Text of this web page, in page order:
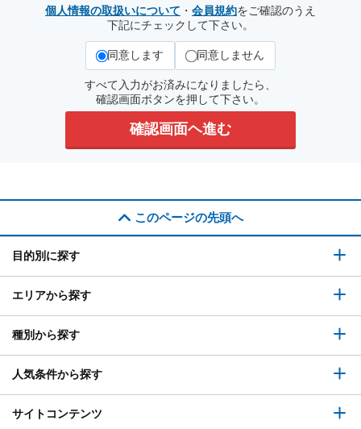
個人情報の取扱いについて ・ 会員規約をご確認のうえ
下記にチェックして下さい。
同意します 同意しません
すべて入力がお済みになりましたら、
確認画面ボタンを押して下さい。
このページの先頭へ
目的別に探す
エリアから探す
種別から探す
人気条件から探す
サイトコンテンツ